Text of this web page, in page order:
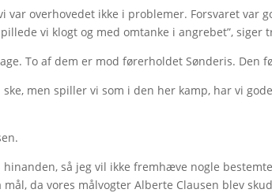
var overhovedet ikke i problemer. Forsvaret var
vi klogt og med omtanke i angrebet”, siger
To af dem er mod førerholdet Sønderis. Den
men spiller vi som i den her kamp, har vi
hinanden, så jeg vil ikke fremhæve nogle
da vores målvogter Alberte Clausen blev